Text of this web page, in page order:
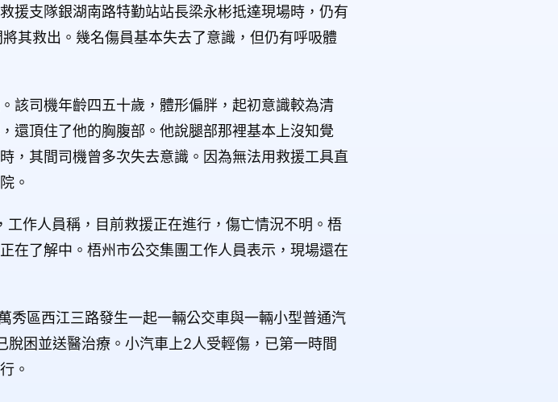
援支隊銀湖南路特勤站站長梁永彬抵達現場時，仍有
其救出。幾名傷員基本失去了意識，但仍有呼吸體
該司機年齡四五十歲，體形偏胖，起初意識較為清
還頂住了他的胸腹部。他說腿部那裡基本上沒知覺
，其間司機曾多次失去意識。因為無法用救援工具直
。
作人員稱，目前救援正在進行，傷亡情況不明。梧
在了解中。梧州市公交集團工作人員表示，現場還在
秀區西江三路發生一起一輛公交車與一輛小型普通汽
困並送醫治療。小汽車上2人受輕傷，已第一時間
。